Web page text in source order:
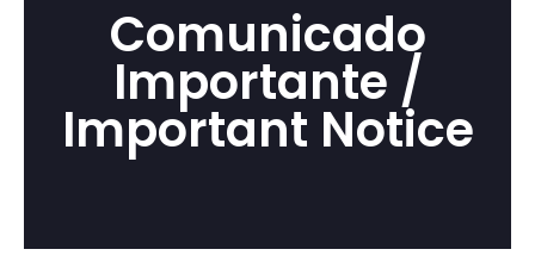
Comunicado
Importante /
Important Notice